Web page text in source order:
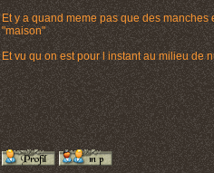
Et y a quand meme pas que des manches
"maison"
Et vu qu on est pour l instant au milieu de